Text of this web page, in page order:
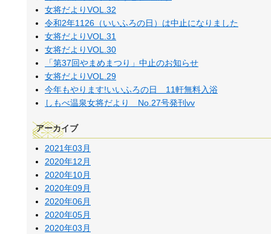
女将だよりVOL.32
令和2年1126（いいふろの日）は中止になりました
女将だよりVOL.31
女将だよりVOL.30
「第37回やまめまつり」中止のお知らせ
女将だよりVOL.29
今年もやります!いいふろの日 11軒無料入浴
しもべ温泉女将だより No.27号発刊vv
アーカイブ
2021年03月
2020年12月
2020年10月
2020年09月
2020年06月
2020年05月
2020年03月